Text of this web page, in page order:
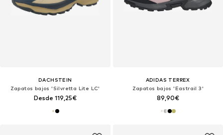
DACHSTEIN
Zapatos bajos 'Silvretta Lite LC'
Desde 119,25€
ADIDAS TERREX
Zapatos bajos 'Eastrail 3'
89,90€